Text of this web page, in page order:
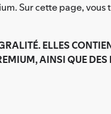
Sur cette page,
ELLES
AINSI QUE